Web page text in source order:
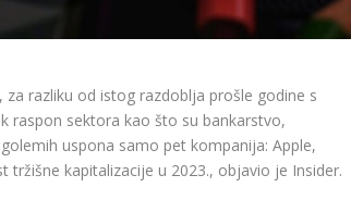
razliku od istog razdoblja prošle godine s
raspon sektora kao što su bankarstvo,
uspona samo pet kompanija: Apple,
kapitalizacije u 2023., objavio je Insider.